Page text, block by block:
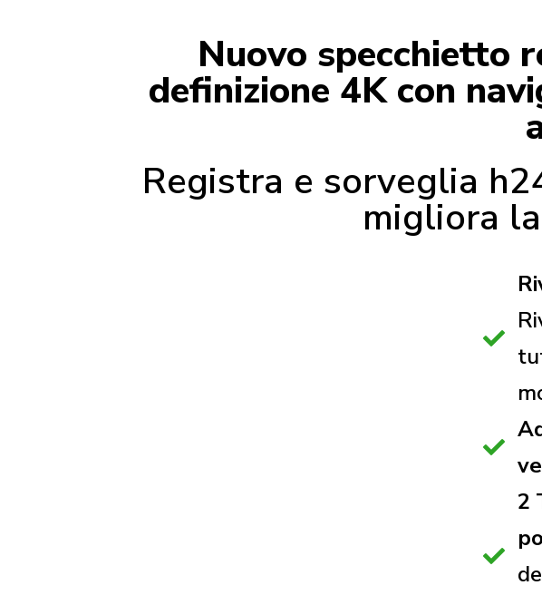
Nuovo specchietto
definizione 4K con
Registra e sorveglia
migliora
2